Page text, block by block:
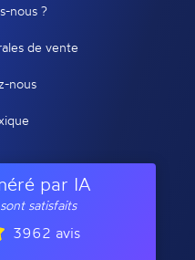
nous ?
de vente
nous
par IA
satisfaits
3962 avis